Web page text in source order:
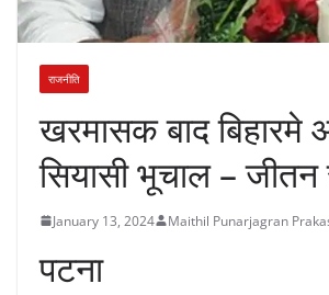
राजनीति
खरमासक बाद
सियासी भूचाल – जीतन
January 13, 2024 Maithil Punarjagran
पटना